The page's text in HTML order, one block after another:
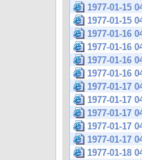
1977-01-15
1977-01-15
1977-01-16
1977-01-16
1977-01-16
1977-01-16
1977-01-17
1977-01-17
1977-01-17
1977-01-17
1977-01-17
1977-01-18